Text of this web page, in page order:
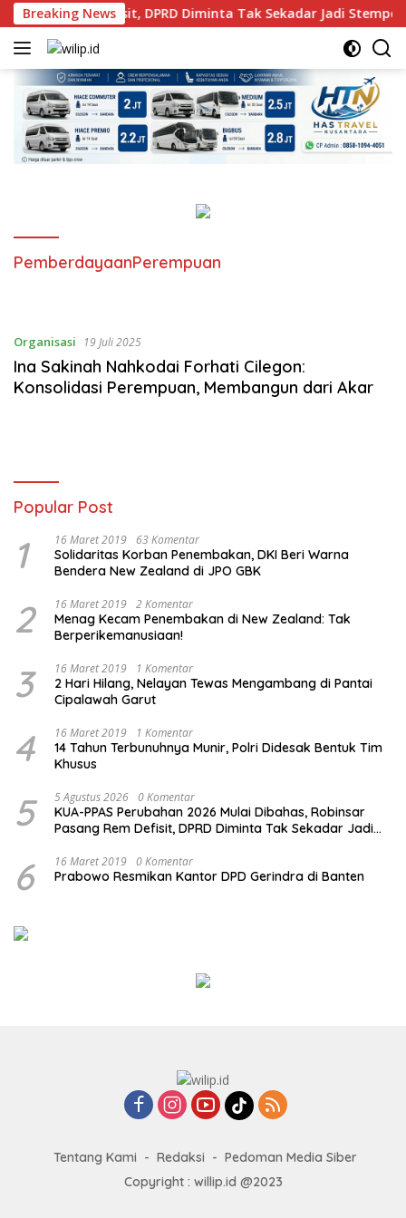
Langsung
ke
konten
Breaking News
Rem Defisit, DPRD Diminta Tak Sekadar Jadi Stempel
PemberdayaanPerempuan
Organisasi 19 Juli 2025
Ina Sakinah Nahkodai Forhati Cilegon:
Konsolidasi Perempuan, Membangun dari Akar
Popular Post
1 16 Maret 2019 63 Komentar
Solidaritas Korban Penembakan, DKI Beri Warna
Bendera New Zealand di JPO GBK
2 16 Maret 2019 2 Komentar
Menag Kecam Penembakan di New Zealand: Tak
Berperikemanusiaan!
3 16 Maret 2019 1 Komentar
2 Hari Hilang, Nelayan Tewas Mengambang di Pantai
Cipalawah Garut
4 16 Maret 2019 1 Komentar
14 Tahun Terbunuhnya Munir, Polri Didesak Bentuk Tim
Khusus
5 5 Agustus 2026 0 Komentar
KUA-PPAS Perubahan 2026 Mulai Dibahas, Robinsar
Pasang Rem Defisit, DPRD Diminta Tak Sekadar Jadi
6 16 Maret 2019 0 Komentar
Prabowo Resmikan Kantor DPD Gerindra di Banten
Tentang Kami Redaksi
Pedoman Media Siber
Copyright : willip.id @2023